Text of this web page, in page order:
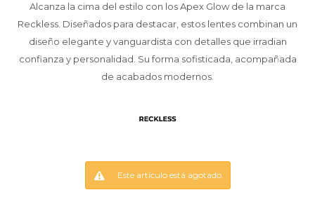
Alcanza la cima del estilo con los Apex Glow de la marca
Reckless. Diseñados para destacar, estos lentes combinan un
diseño elegante y vanguardista con detalles que irradian
confianza y personalidad. Su forma sofisticada, acompañada
de acabados modernos.
Este artículo está agotado.